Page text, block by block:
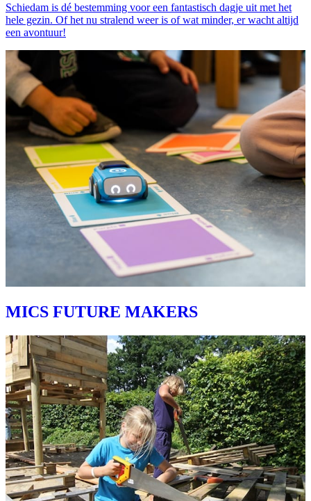
Schiedam is dé bestemming voor een fantastisch dagje uit met het
hele gezin. Of het nu stralend weer is of wat minder, er wacht altijd
een avontuur!
MICS FUTURE MAKERS